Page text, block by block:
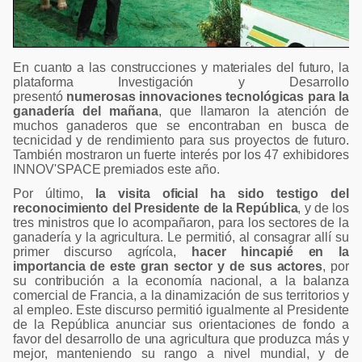
En cuanto a las construcciones y materiales del futuro, la
plataforma Investigación y Desarrollo
presentó numerosas innovaciones tecnológicas para la
ganadería del mañana, que llamaron la atención de
muchos ganaderos que se encontraban en busca de
tecnicidad y de rendimiento para sus proyectos de futuro.
También mostraron un fuerte interés por los 47 exhibidores
INNOV'SPACE premiados este año.
Por último,
la visita oficial ha sido testigo del
reconocimiento del Presidente de la República, y de los
tres ministros que lo acompañaron, para los sectores de la
ganadería y la agricultura. Le permitió, al consagrar allí su
primer discurso agrícola,
hacer hincapié en la
importancia de este gran sector y de sus actores, por
su contribución a la economía nacional, a la balanza
comercial de Francia, a la dinamización de sus territorios y
al empleo. Este discurso permitió igualmente al Presidente
de la República anunciar sus orientaciones de fondo a
favor del desarrollo de una agricultura que produzca más y
mejor, manteniendo su rango a nivel mundial, y de